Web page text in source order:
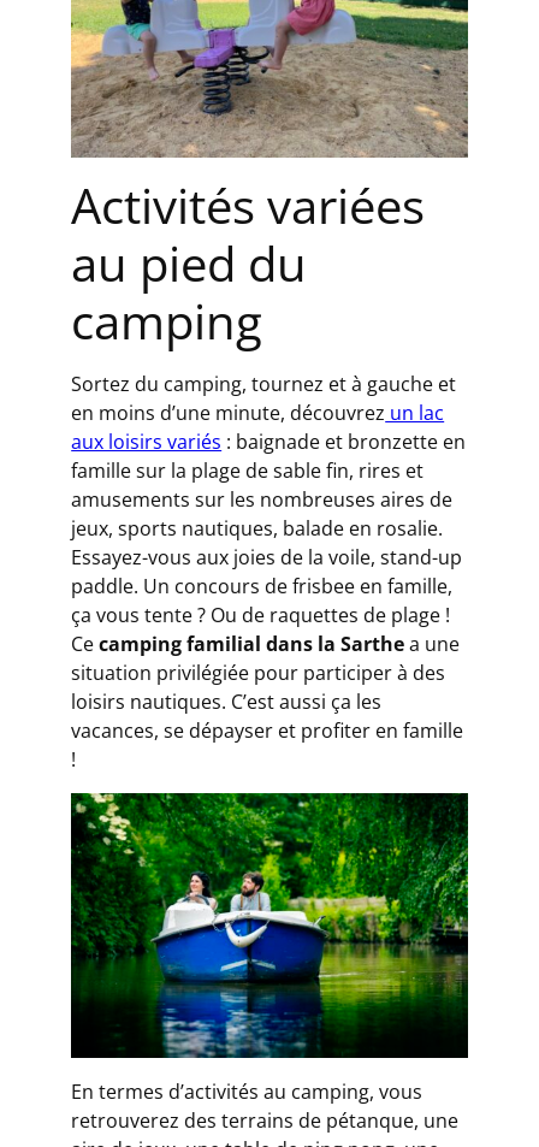
Activités variées
au pied du
camping
Sortez du camping, tournez et à gauche et
en moins d’une minute, découvrez un lac
aux loisirs variés : baignade et bronzette en
famille sur la plage de sable fin, rires et
amusements sur les nombreuses aires de
jeux, sports nautiques, balade en rosalie.
Essayez-vous aux joies de la voile, stand-up
paddle. Un concours de frisbee en famille,
ça vous tente ? Ou de raquettes de plage !
Cecamping familial dans la Sarthea une
situation privilégiée pour participer à des
loisirs nautiques. C’est aussi ça les
vacances, se dépayser et profiter en famille
!
En termes d’activités au camping, vous
retrouverez des terrains de pétanque, une